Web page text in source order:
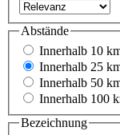
Abstände
Innerhalb 10
Innerhalb 25
Innerhalb 50
Innerhalb 100
Bezeichnung